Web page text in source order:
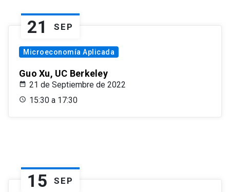
21 SEP
Microeconomía Aplicada
Guo Xu, UC Berkeley
21 de Septiembre de 2022
15:30 a 17:30
15 SEP